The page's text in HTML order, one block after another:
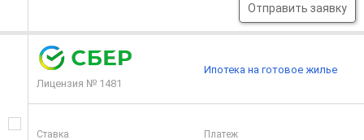
Отправить заявку
Лицензия № 1481
Ставка Платеж
Ипотека на готовое жилье